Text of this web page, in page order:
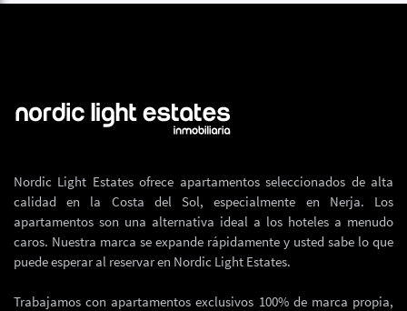
Nordic Light Estates ofrece apartamentos seleccionados de alta
calidad en la Costa del Sol, especialmente en Nerja. Los
apartamentos son una alternativa ideal a los hoteles a menudo
caros. Nuestra marca se expande rápidamente y usted sabe lo que
puede esperar al reservar en Nordic Light Estates.
Trabajamos con apartamentos exclusivos 100% de marca propia,